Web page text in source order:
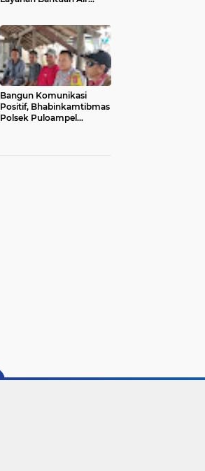
Bangun Komunikasi
Positif, Bhabinkamtibmas
Polsek Puloampel